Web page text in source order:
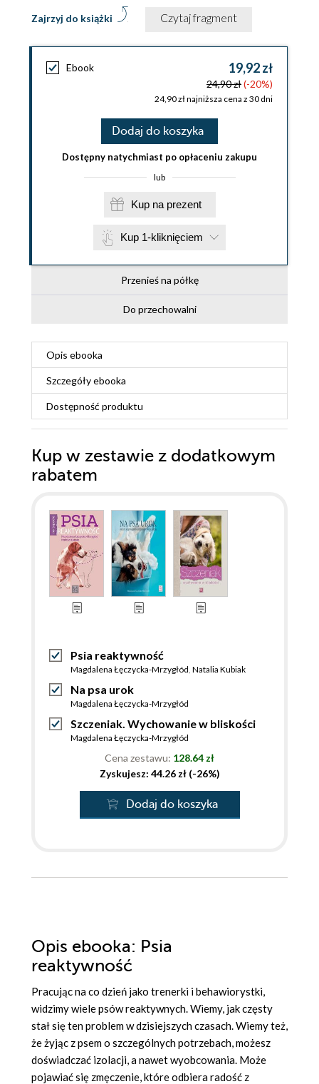
Zajrzyj do książki Czytaj fragment
Ebook 19,92 zł
24,90 zł(-20%)
24,90 zł najniższa cena z 30 dni
Dodaj do koszyka
Dostępny natychmiast po opłaceniu zakupu
lub
Kup na prezent
Kup 1-kliknięciem
Przenieś na półkę
Do przechowalni
Opis ebooka
Szczegółyebooka
Dostępność produktu
Kup w zestawie z dodatkowym
rabatem
Psia reaktywność
Magdalena Łęczycka-Mrzygłód Natalia Kubiak
Na psa urok
Magdalena Łęczycka-Mrzygłód
Szczeniak. Wychowanie w bliskości
Magdalena Łęczycka-Mrzygłód
Cena zestawu: 128.64 zł
Zyskujesz: 44.26 zł (-26%)
Dodaj do koszyka
Opis ebooka: Psia
reaktywność
Pracując na co dzień jako trenerki i behawiorystki,
widzimy wiele psów reaktywnych. Wiemy, jak częsty
stał się ten problem w dzisiejszych czasach. Wiemy też,
że żyjąc z psem o szczególnych potrzebach, możesz
doświadczać izolacji, a nawet wyobcowania. Może
pojawiać się zmęczenie, które odbiera radość z